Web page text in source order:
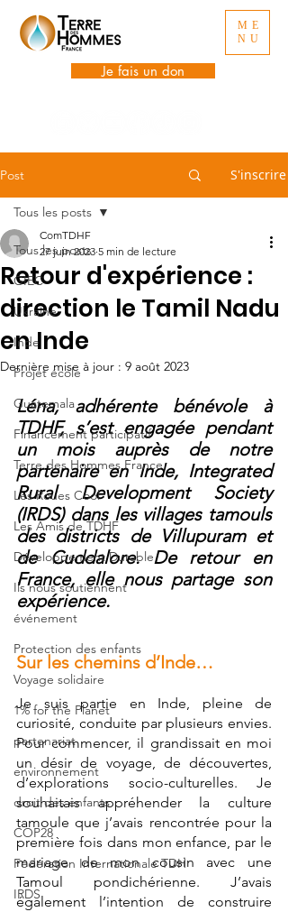
ME
NU
Je fais un don
Post S'inscrire
Tous les posts
GIEC
Ukraine
Inde
Projet école
Guatemala
Financement participatif
Terre des Hommes France
Les Roues Cool
Les Amis de TDHF
Développement Durable
Ils nous soutiennent
événement
Protection des enfants
Voyage solidaire
1% for the Planet
partenariat
environnement
droit des enfants
COP28
Fédération Internationale TDH
IRDS
Tous les posts
Retour d'expérience :
direction le Tamil Nadu
en Inde
ComTDHF
27 juin 2023 5 min de lecture
Dernière mise à jour : 9 août 2023
Léna, adhérente bénévole à
TDHF, s’est engagée pendant
un mois auprès de notre
partenaire en Inde, Integrated
Rural Development Society
(IRDS) dans les villages tamouls
des districts de Villupuram et
de Cuddalore. De retour en
France, elle nous partage son
expérience.
Sur les chemins d’Inde…
Je suis partie en Inde, pleine de
curiosité, conduite par plusieurs envies.
Pour commencer, il grandissait en moi
un désir de voyage, de découvertes,
d’explorations socio-culturelles. Je
souhaitais appréhender la culture
tamoule que j’avais rencontrée pour la
première fois dans mon enfance, par le
mariage de mon cousin avec une
Tamoul pondichérienne. J’avais
également l’intention de construire